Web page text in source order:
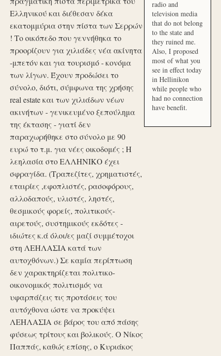
Ελληνικού και διέθεσαν δέκα
εκατομμύρια στην πίστα των Σερρών
! Το οικόπεδο που γεννήθηκα το
προορίζουν για χιλιάδες νέα ακίνητα
-μπετόν και για τουρισμό - κονόμα
των λίγων. Έχουν προδώσει το
σύνολο, διότι, σύμφωνα της χρήσης
real estate και των χιλιάδων νέων
ακινήτων - γενικευμένο ξεπούλημα
της έκτασης - γιατί δεν
παραχωρήθηκε στο σύνολο με 90
ευρώ το τ.μ. για νέες οικοδομές ; Η
λεηλασία στο ΕΛΛΗΝΙΚΟ έχει
σφραγίδα. (Τραπεζίτες, χρηματιστές,
εταιρίες ,εφοπλιστές, ρασοφόρους,
αλλοδαπούς, υλιστές, ληστές,
θεσμικούς φορείς, πολιτικούς-
αιρετούς, συστημικούς εκδότες -
ιδιώτες κ.ά όλοι/ες μαζί συμμέτοχοι
στη ΛΕΗΛΑΣΙΑ κατά των
αυτοχθόνων.) Σε καμία περίπτωση
δεν χαρακτηρίζεται πολιτικο-
οικονομικός πολιτισμός να
υφαρπάζεις τις προτάσεις του
αυτόχθονα ώστε να προκύψει
ΛΕΗΛΑΣΙΑ σε βάρος του από πάσης
φύσεως τρίτους και βολικούς. Ο Νίκος
Παππάς, καθώς επίσης, ο Κυριάκος
radio and
television media
that do not belong
to the state and
they ruined me.
Also, I proposed
most of what you
see in effect today
in Hellinikon
while people who
had no connection
have benefit.